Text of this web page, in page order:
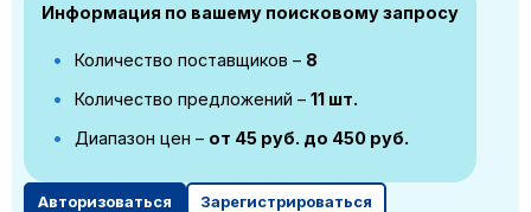
Информация по вашему поисковому запросу
Количество поставщиков – 8
Количество предложений – 11 шт.
Диапазон цен – от 45 руб. до 450 руб.
Авторизоваться Зарегистрироваться